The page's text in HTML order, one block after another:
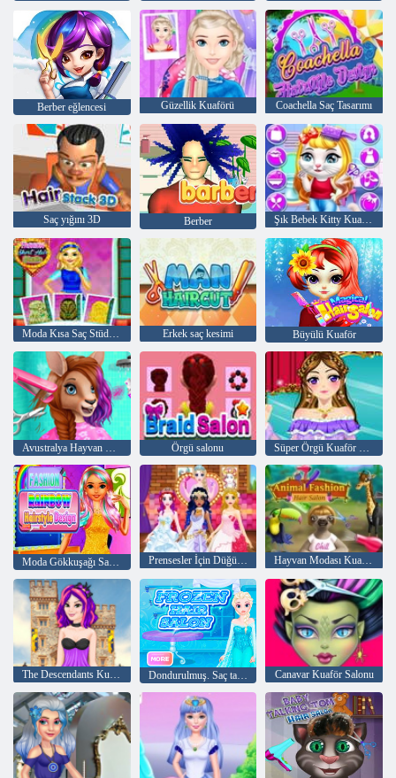
Berber eğlencesi Güzellik Kuaförü Coachella Saç Tasarımı
Saç yığını 3D Berber Şık Bebek Kitty Kuaför Salonu
Moda Kısa Saç Stüdyosu Erkek saç kesimi Büyülü Kuaför
Örgü salonu
Prensesler İçin Düğün Kuaför Hayvan Modası Kuaför Salonu
The Descendants Kuaför Dondurulmuş. Saç tasarım Canavar Kuaför Salonu